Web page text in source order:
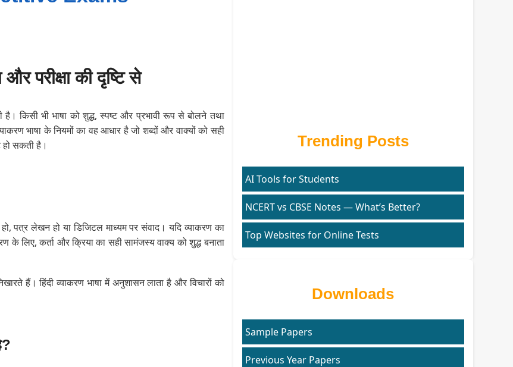
परीक्षा की दृष्टि से
है। किसी भी भाषा को शुद्ध, स्पष्ट और प्रभावी रूप से बोलने तथा
भाषा के नियमों का वह आधार है जो शब्दों और वाक्यों को सही
हो सकती है।
पत्र लेखन हो या डिजिटल माध्यम पर संवाद। यदि व्याकरण का
के लिए, कर्ता और क्रिया का सही सामंजस्य वाक्य को शुद्ध बनाता
हैं। हिंदी व्याकरण भाषा में अनुशासन लाता है और विचारों को
Trending Posts
AI Tools for Students
NCERT vs CBSE Notes — What’s Better?
Top Websites for Online Tests
Downloads
Sample Papers
Previous Year Papers